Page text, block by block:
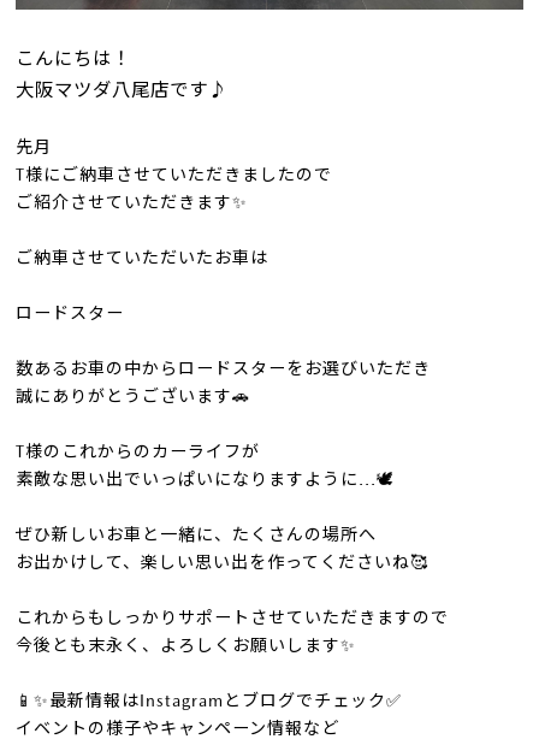
こんにちは！
大阪マツダ八尾店です♪
先月
T様にご納車させていただきましたので
ご紹介させていただきます✨
ご納車させていただいたお車は
ロードスター
数あるお車の中からロードスターをお選びいただき
誠にありがとうございます🚗
T様のこれからのカーライフが
素敵な思い出でいっぱいになりますように...🕊
ぜひ新しいお車と一緒に、たくさんの場所へ
お出かけして、楽しい思い出を作ってくださいね🥰
これからもしっかりサポートさせていただきますので
今後とも末永く、よろしくお願いします✨
📱✨最新情報はInstagramとブログでチェック✅
イベントの様子やキャンペーン情報など